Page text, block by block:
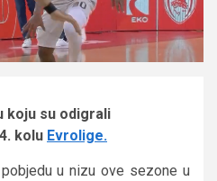
koju su odigrali
kolu Evrolige.
u nizu ove sezone u